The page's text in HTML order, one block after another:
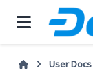
User Docs